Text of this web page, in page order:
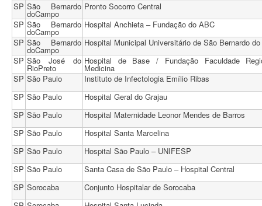
SP São Bernardo
doCampo
Pronto Socorro Central
SP São Bernardo
doCampo
Hospital Anchieta – Fundação do ABC
SP São Bernardo
doCampo
Hospital Municipal Universitário de São Bernardo
SP São José do
RioPreto
Hospital de Base / Fundação Faculdade
Medicina
SP São Paulo
Instituto de Infectologia Emílio Ribas
SP São Paulo
Hospital Geral do Grajau
SP São Paulo
Hospital Maternidade Leonor Mendes de Barros
SP São Paulo
Hospital Santa Marcelina
SP São Paulo
Hospital São Paulo – UNIFESP
SP São Paulo
Santa Casa de São Paulo – Hospital Central
SP Sorocaba
Conjunto Hospitalar de Sorocaba